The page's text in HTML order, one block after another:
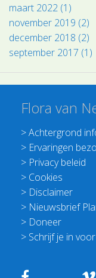
maart 2022 (1)
november 2019 (2)
december 2018 (2)
september 2017 (1)
Flora van
>Achtergrond
> Ervaringen
> Privacy beleid
> Cookies
> Disclaimer
> Nieuwsbrief
> Doneer
> Schrijf je in